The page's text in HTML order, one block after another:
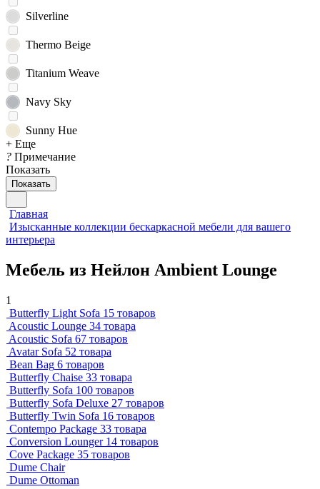
Silverline
Thermo Beige
Titanium Weave
Navy Sky
Sunny Hue
+ Еще
? Примечание
Показать
Показать
Главная
Изысканные коллекции бескаркасной мебели для вашего
интерьера
Мебель из Нейлон Ambient Lounge
1
Butterfly Light Sofa 15 товаров
Acoustic Lounge 34 товара
Acoustic Sofa 67 товаров
Avatar Sofa 52 товара
Bean Bag 6 товаров
Butterfly Chaise 33 товара
Butterfly Sofa 100 товаров
Butterfly Sofa Deluxe 27 товаров
Butterfly Twin Sofa 16 товаров
Contempo Package 33 товара
Conversion Lounger 14 товаров
Cove Package 35 товаров
Dume Chair
Dume Ottoman